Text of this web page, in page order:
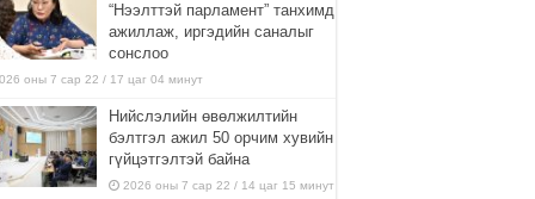
“Нээлттэй парламент” танхимд
ажиллаж, иргэдийн саналыг
сонслоо
оны 7 сар 22 / 17 цаг 04 минут
Нийслэлийн өвөлжилтийн
бэлтгэл ажил 50 орчим хувийн
гүйцэтгэлтэй байна
2026 оны 7 сар 22 / 14 цаг 15 минут